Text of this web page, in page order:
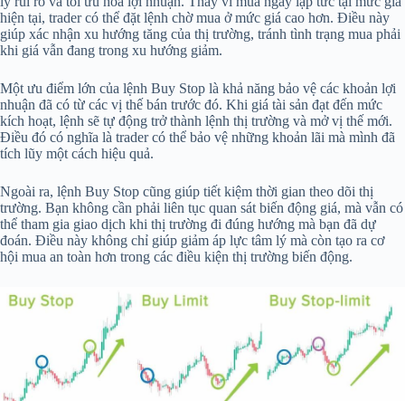
hiện tại, trader có thể đặt lệnh chờ mua ở mức giá cao hơn. Điều này
giúp xác nhận xu hướng tăng của thị trường, tránh tình trạng mua phải
khi giá vẫn đang trong xu hướng giảm.
Một ưu điểm lớn của lệnh Buy Stop là khả năng bảo vệ các khoản lợi
nhuận đã có từ các vị thế bán trước đó. Khi giá tài sản đạt đến mức
kích hoạt, lệnh sẽ tự động trở thành lệnh thị trường và mở vị thế mới.
Điều đó có nghĩa là trader có thể bảo vệ những khoản lãi mà mình đã
tích lũy một cách hiệu quả.
Ngoài ra, lệnh Buy Stop cũng giúp tiết kiệm thời gian theo dõi thị
trường. Bạn không cần phải liên tục quan sát biến động giá, mà vẫn có
thể tham gia giao dịch khi thị trường đi đúng hướng mà bạn đã dự
đoán. Điều này không chỉ giúp giảm áp lực tâm lý mà còn tạo ra cơ
hội mua an toàn hơn trong các điều kiện thị trường biến động.